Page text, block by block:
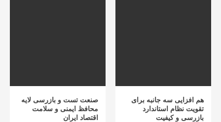
هم افزایی سه جانبه برای
تقویت نظام استاندارد
بازرسی و کیفیت
صنعت تست و بازرسی لایه
محافظ ایمنی و سلامت
اقتصاد ایران